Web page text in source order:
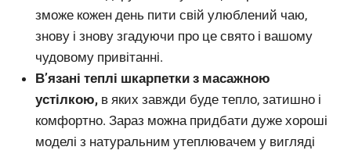
зможе кожен день пити свій улюблений чаю,
знову і знову згадуючи про це свято і вашому
чудовому привітанні.
В’язані теплі шкарпетки з масажною
устілкою, в яких завжди буде тепло, затишно і
комфортно. Зараз можна придбати дуже хороші
моделі з натуральним утеплювачем у вигляді